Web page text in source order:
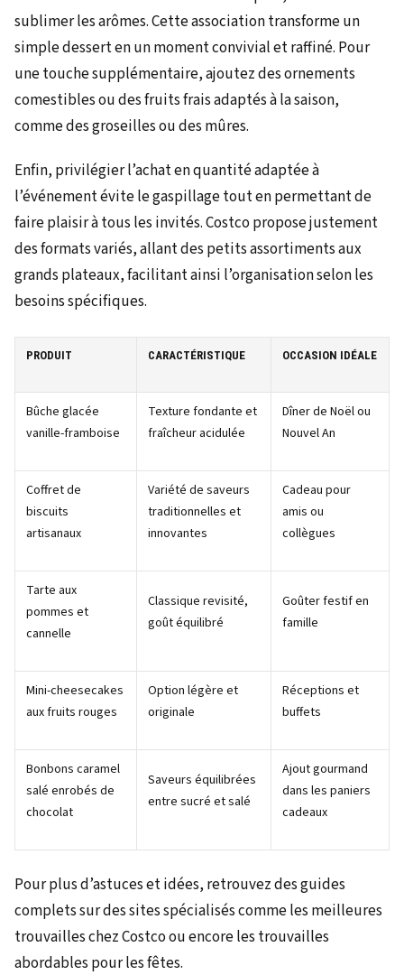
sublimer les arômes. Cette association transforme un
simple dessert en un moment convivial et raffiné. Pour
une touche supplémentaire, ajoutez des ornements
comestibles ou des fruits frais adaptés à la saison,
comme des groseilles ou des mûres.
Enfin, privilégier l’achat en quantité adaptée à
l’événement évite le gaspillage tout en permettant de
faire plaisir à tous les invités. Costco propose justement
des formats variés, allant des petits assortiments aux
grands plateaux, facilitant ainsi l’organisation selon les
besoins spécifiques.
PRODUIT CARACTÉRISTIQUE OCCASION IDÉALE
Bûche glacée
vanille-framboise
Texture fondante et
fraîcheur acidulée
Dîner de Noël ou
Nouvel An
Coffret de
biscuits
artisanaux
Variété de saveurs
traditionnelles et
innovantes
Cadeau pour
amis ou
collègues
Tarte aux
pommes et
cannelle
Classique revisité,
goût équilibré
Goûter festif en
famille
Mini-cheesecakes
aux fruits rouges
Option légère et
originale
Réceptions et
buffets
Bonbons caramel
salé enrobés de
chocolat
Saveurs équilibrées
entre sucré et salé
Ajout gourmand
dans les paniers
cadeaux
Pour plus d’astuces et idées, retrouvez des guides
complets sur des sites spécialisés comme les meilleures
trouvailles chez Costco ou encore les trouvailles
abordables pour les fêtes.